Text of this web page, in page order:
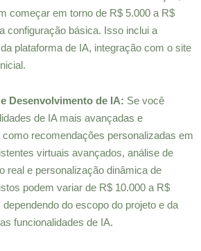
começar em torno de R$ 5.000 a R$
configuração básica. Isso inclui a
plataforma de IA, integração com o site
Desenvolvimento de IA: Se você
de IA mais avançadas e
como recomendações personalizadas em
virtuais avançados, análise de
real e personalização dinâmica de
podem variar de R$ 10.000 a R$
do escopo do projeto e da
funcionalidades de IA.